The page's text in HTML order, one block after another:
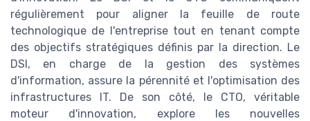
régulièrement pour aligner la feuille de route
technologique de l'entreprise tout en tenant compte
des objectifs stratégiques définis par la direction. Le
DSI, en charge de la gestion des systèmes
d'information, assure la pérennité et l'optimisation des
infrastructures IT. De son côté, le CTO, véritable
moteur d'innovation, explore les nouvelles